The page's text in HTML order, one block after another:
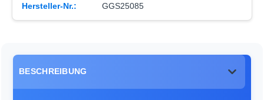
Hersteller-Nr.: GGS25085
BESCHREIBUNG